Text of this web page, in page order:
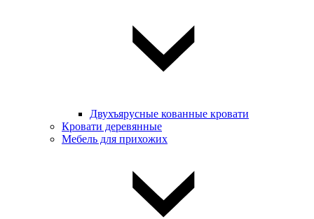
Двухъярусные кованные кровати
Кровати деревянные
Мебель для прихожих